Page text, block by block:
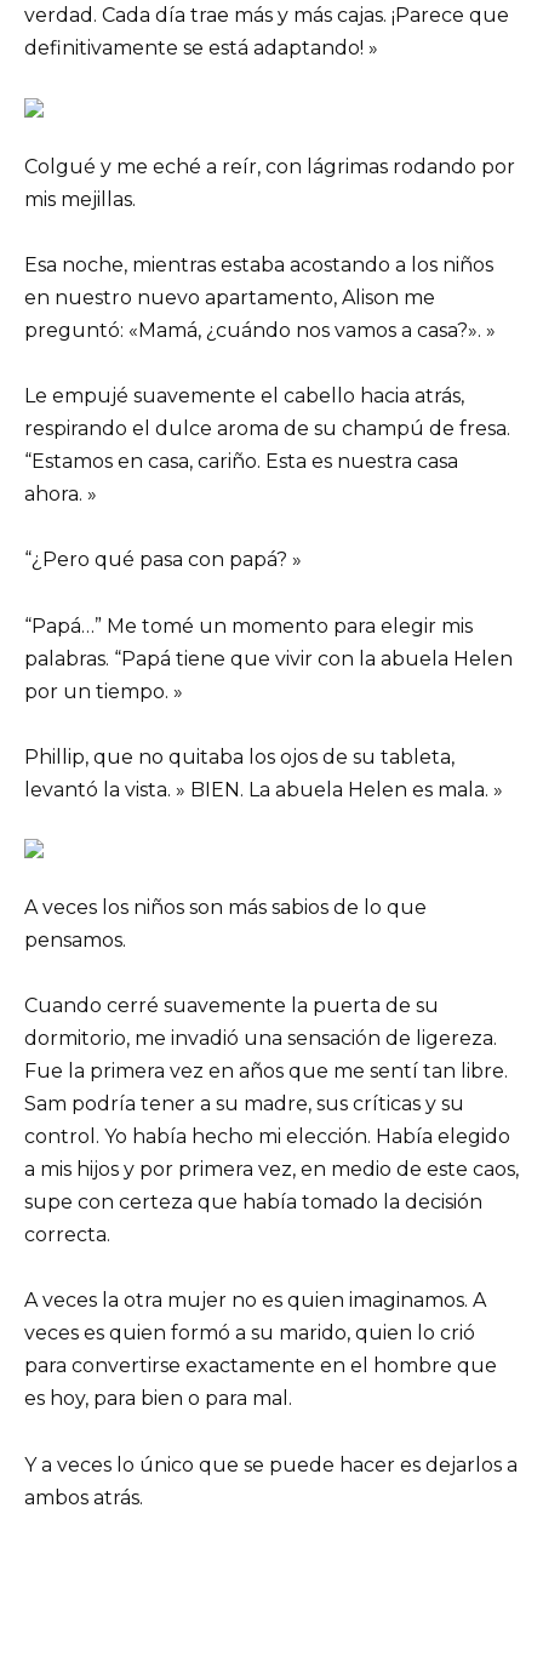
verdad. Cada día trae más y más cajas. ¡Parece que
definitivamente se está adaptando! »
Colgué y me eché a reír, con lágrimas rodando por
mis mejillas.
Esa noche, mientras estaba acostando a los niños
en nuestro nuevo apartamento, Alison me
preguntó: «Mamá, ¿cuándo nos vamos a casa?». »
Le empujé suavemente el cabello hacia atrás,
respirando el dulce aroma de su champú de fresa.
“Estamos en casa, cariño. Esta es nuestra casa
ahora. »
“¿Pero qué pasa con papá? »
“Papá…” Me tomé un momento para elegir mis
palabras. “Papá tiene que vivir con la abuela Helen
por un tiempo. »
Phillip, que no quitaba los ojos de su tableta,
levantó la vista. » BIEN. La abuela Helen es mala. »
A veces los niños son más sabios de lo que
pensamos.
Cuando cerré suavemente la puerta de su
dormitorio, me invadió una sensación de ligereza.
Fue la primera vez en años que me sentí tan libre.
Sam podría tener a su madre, sus críticas y su
control. Yo había hecho mi elección. Había elegido
a mis hijos y por primera vez, en medio de este caos,
supe con certeza que había tomado la decisión
correcta.
A veces la otra mujer no es quien imaginamos. A
veces es quien formó a su marido, quien lo crió
para convertirse exactamente en el hombre que
es hoy, para bien o para mal.
Y a veces lo único que se puede hacer es dejarlos a
ambos atrás.